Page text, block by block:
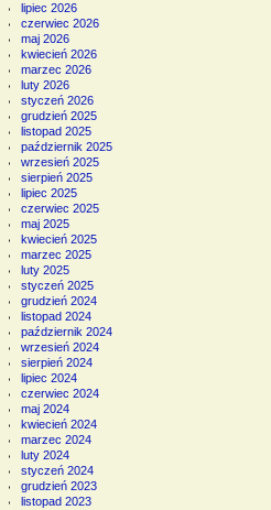
lipiec 2026
czerwiec 2026
maj 2026
kwiecień 2026
marzec 2026
luty 2026
styczeń 2026
grudzień 2025
listopad 2025
październik 2025
wrzesień 2025
sierpień 2025
lipiec 2025
czerwiec 2025
maj 2025
kwiecień 2025
marzec 2025
luty 2025
styczeń 2025
grudzień 2024
listopad 2024
październik 2024
wrzesień 2024
sierpień 2024
lipiec 2024
czerwiec 2024
maj 2024
kwiecień 2024
marzec 2024
luty 2024
styczeń 2024
grudzień 2023
listopad 2023